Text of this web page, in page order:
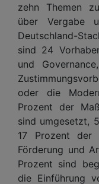
zehn Themen
über Vergabe
Deutschland-
sind 24
und
oder die
Prozent der
sind umgesetzt,
17 Prozent der
Förderung und
Prozent sind
die Einführung